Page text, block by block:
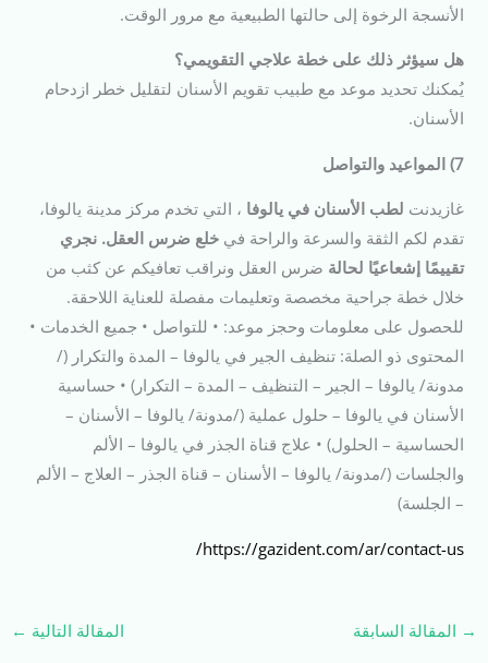
الأنسجة الرخوة إلى حالتها الطبيعية مع مرور الوقت.
هل سيؤثر ذلك على خطة علاجي التقويمي؟
يُمكنك تحديد موعد مع طبيب تقويم الأسنان لتقليل خطر ازدحام
الأسنان.
7) المواعيد والتواصل
غازيدنت لطب الأسنان في يالوفا ، التي تخدم مركز مدينة يالوفا،
تقدم لكم الثقة والسرعة والراحة فيخلع ضرس العقل. نجري
تقييمًا إشعاعيًا لحالة ضرس العقل ونراقب تعافيكم عن كثب من
خلال خطة جراحية مخصصة وتعليمات مفصلة للعناية اللاحقة.
للحصول على معلومات وحجز موعد: • للتواصل • جميع الخدمات •
المحتوى ذو الصلة: تنظيف الجير في يالوفا – المدة والتكرار (/
مدونة/ يالوفا – الجير – التنظيف – المدة – التكرار) • حساسية
الأسنان في يالوفا – حلول عملية (/مدونة/ يالوفا – الأسنان –
الحساسية – الحلول) • علاج قناة الجذر في يالوفا – الألم
والجلسات (/مدونة/ يالوفا – الأسنان – قناة الجذر – العلاج – الألم
– الجلسة)
https://gazident.com/ar/contact-us/
→ المقالة السابقة المقالة التالية ←